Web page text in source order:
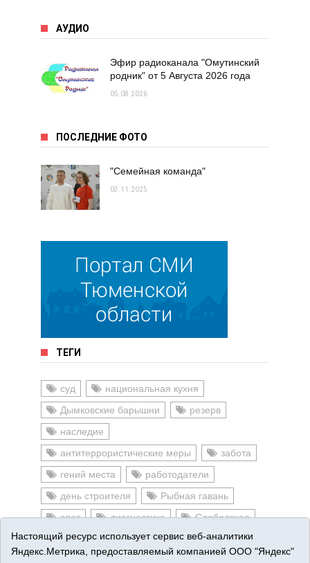
АУДИО
Эфир радиоканала "Омутинский
родник" от 5 Августа 2026 года
05.08.2026
ПОСЛЕДНИЕ ФОТО
"Семейная команда"
03.11.2025
ТЕГИ
суд
национальная кухня
Дымковские барышни
резерв
наследие
антитеррористические меры
забота
гений места
работодатели
день строителя
Рыбная гавань
слет
диагностика
Слободская
день города
Настоящий ресурс использует сервис веб-аналитики
Яндекс.Метрика, предоставляемый компанией ООО "Яндекс"